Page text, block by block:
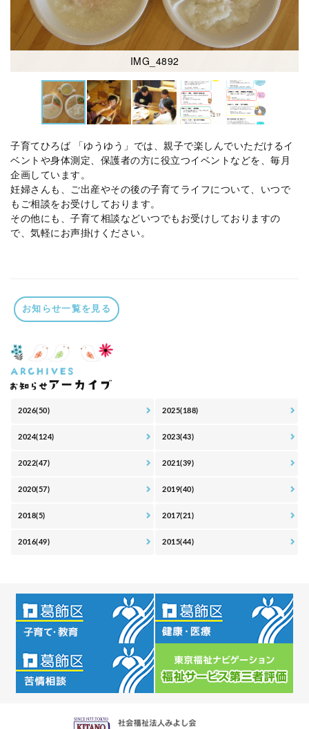
IMG_4892
子育てひろば 「ゆうゆう」では、親子で楽しんでいただけるイ
ベントや身体測定、保護者の方に役立つイベントなどを、毎月
企画しています。
妊婦さんも、ご出産やその後の子育てライフについて、いつで
もご相談をお受けしております。
その他にも、子育て相談などいつでもお受けしておりますの
で、気軽にお声掛けください。
お知らせ一覧を見る
2026(50) 2025(188)
2024(124) 2023(43)
2022(47) 2021(39)
2020(57) 2019(40)
2018(5) 2017(21)
2016(49) 2015(44)